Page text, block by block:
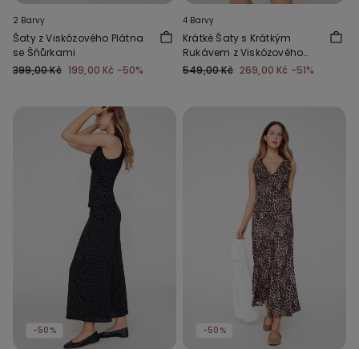
2 Barvy
Šaty z Viskózového Plátna
se Šňůrkami
399,00 Kč 199,00 Kč -50%
4 Barvy
Krátké Šaty s Krátkým
Rukávem z Viskózového
Plátna
549,00 Kč 269,00 Kč -51%
-50% -50%